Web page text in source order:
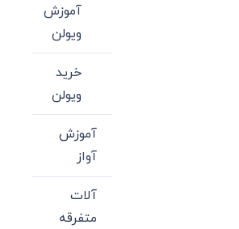
آموزش
ویولن
خرید
ویولن
آموزش
آواز
آلات
متفرقه